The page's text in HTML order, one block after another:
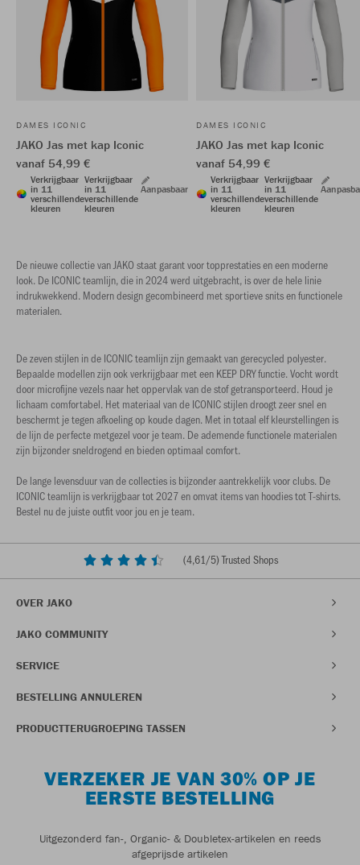
DAMES ICONIC
JAKO Jas met kap Iconic
vanaf 54,99 €
Verkrijgbaar
in 11
verschillende
kleuren
Verkrijgbaar
in 11
verschillende
kleuren
Aanpasbaar
DAMES ICONIC
JAKO Jas met kap Iconic
vanaf 54,99 €
Verkrijgbaar
in 11
verschillende
kleuren
Verkrijgbaar
in 11
verschillende
kleuren
De nieuwe collectie van JAKO staat garant voor topprestaties en een moderne
look. De ICONIC teamlijn, die in 2024 werd uitgebracht, is over de hele linie
indrukwekkend. Modern design gecombineerd met sportieve snits en functionele
materialen.
De zeven stijlen in de ICONIC teamlijn zijn gemaakt van gerecycled polyester.
Bepaalde modellen zijn ook verkrijgbaar met een KEEP DRY functie. Vocht wordt
door microfijne vezels naar het oppervlak van de stof getransporteerd. Houd je
lichaam comfortabel. Het materiaal van de ICONIC stijlen droogt zeer snel en
beschermt je tegen afkoeling op koude dagen. Met in totaal elf kleurstellingen is
de lijn de perfecte metgezel voor je team. De ademende functionele materialen
zijn bijzonder sneldrogend en bieden optimaal comfort.
De lange levensduur van de collecties is bijzonder aantrekkelijk voor clubs. De
ICONIC teamlijn is verkrijgbaar tot 2027 en omvat items van hoodies tot T-shirts.
Bestel nu de juiste outfit voor jou en je team.
(4,61/5) Trusted Shops
OVER JAKO
JAKO COMMUNITY
SERVICE
BESTELLING ANNULEREN
PRODUCTTERUGROEPING TASSEN
VERZEKER JE VAN 30% OP JE
EERSTE BESTELLING
Uitgezonderd fan-, Organic- & Doubletex-artikelen en reeds
afgeprijsde artikelen